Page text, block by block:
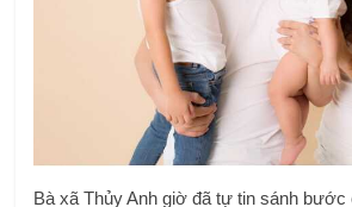
Bà xã Thủy Anh giờ đã tự tin sánh bước